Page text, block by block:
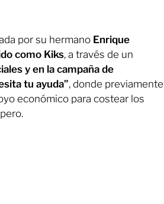
por su hermano Enrique
como Kiks, a través de un
y en la campaña de
tu ayuda”, donde previamente
económico para costear los